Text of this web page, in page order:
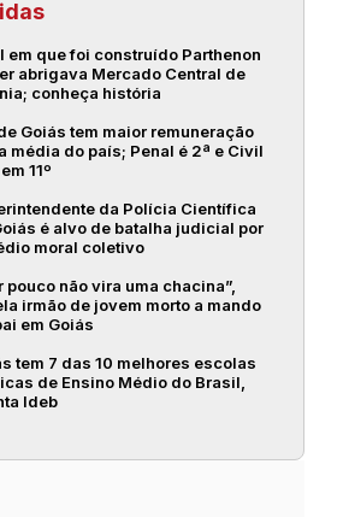
em que foi construído Parthenon
abrigava Mercado Central de
conheça história
Goiás tem maior remuneração
média do país; Penal é 2ª e Civil
11º
da Polícia Científica
é alvo de batalha judicial por
moral coletivo
pouco não vira uma chacina”,
irmão de jovem morto a mando
em Goiás
tem 7 das 10 melhores escolas
de Ensino Médio do Brasil,
Ideb